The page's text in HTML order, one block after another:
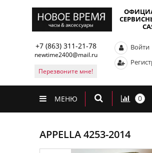
+7 (863) 311-21-78
newtime2400@mail.ru
Перезвоните мне!
Войти
МЕНЮ 0
APPELLA 4253-2014